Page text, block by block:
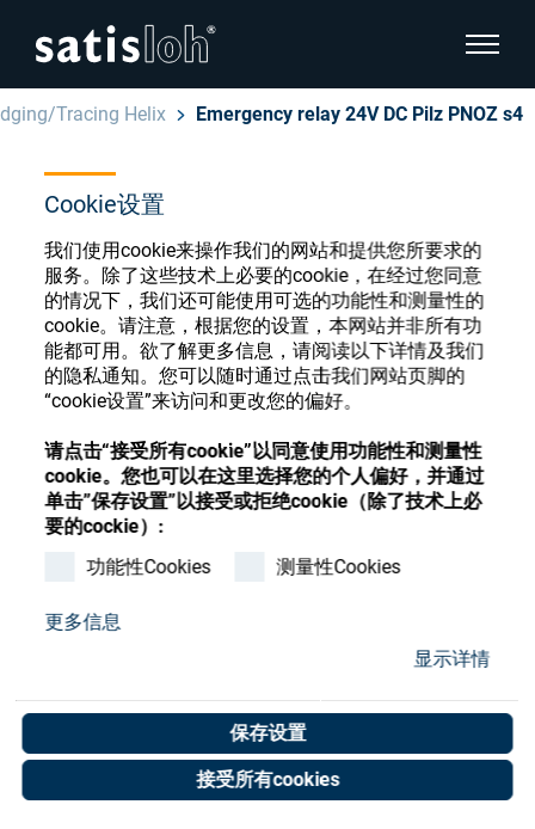
Cookie设置
我们使用cookie来操作我们的网站和提供您所要求的
服务。除了这些技术上必要的cookie，在经过您同意
的情况下，我们还可能使用可选的功能性和测量性的
cookie。请注意，根据您的设置，本网站并非所有功
能都可用。欲了解更多信息，请阅读以下详情及我们
的隐私通知。您可以随时通过点击我们网站页脚的
“cookie设置”来访问和更改您的偏好。
请点击“接受所有cookie”以同意使用功能性和测量性
cookie。您也可以在这里选择您的个人偏好，并通过
单击”保存设置”以接受或拒绝cookie（除了技术上必
要的cockie）:
功能性Cookies
测量性Cookies
更多信息
显示详情
保存设置
接受所有cookies
显示页
汉语
眼镜光学
精密光学
我们是谁
加入我们
隐藏页面导航
English
Deutsch
Español
Français
Tracing Helix Emergency relay 24V DC Pilz PNOZ s4
眼镜光学耗材商店
注册或登录以访问您的帐户，并了解我们的各
种眼镜光学耗材
注册 登录
Emergency relay 24V DC
Pilz PNOZ s4
Art. No. 20051989
Unit of measure : Piece